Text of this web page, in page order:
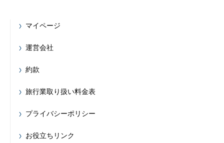
マイページ
運営会社
約款
旅行業取り扱い料金表
プライバシーポリシー
お役立ちリンク